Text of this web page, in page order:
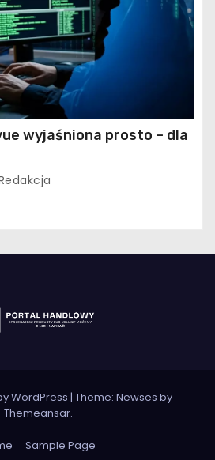
wyjaśniona prosto – dla
WordPress | Theme: Newses by
Themeansar.
Sample Page